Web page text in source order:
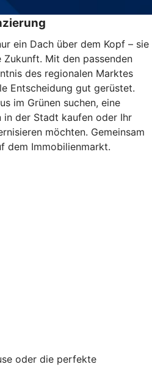
ein Dach über dem Kopf – sie
Mit den passenden
des regionalen Marktes
Entscheidung gut gerüstet.
im Grünen suchen, eine
in der Stadt kaufen oder Ihr
möchten. Gemeinsam
dem Immobilienmarkt.
oder die perfekte